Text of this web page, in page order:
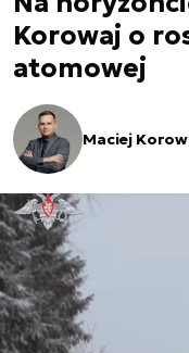
Korowaj o
atomowej
Maciej